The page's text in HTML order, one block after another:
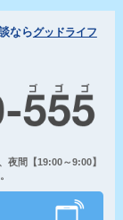
ならグッドライフ
夜間【19:00～9:00】